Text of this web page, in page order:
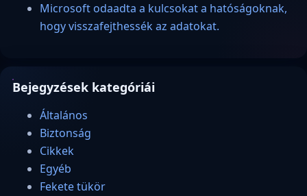
Microsoft odaadta a kulcsokat a hatóságoknak,
hogy visszafejthessék az adatokat.
Bejegyzések kategóriái
Általános
Biztonság
Cikkek
Egyéb
Fekete tükör